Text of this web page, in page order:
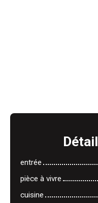
Détail
entrée
pièce à vivre
cuisine